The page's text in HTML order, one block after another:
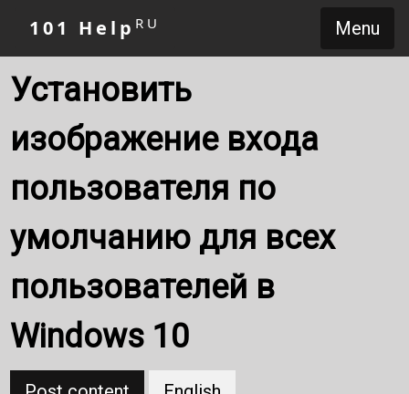
Menu
101 Help RU
Установить
изображение входа
пользователя по
умолчанию для всех
пользователей в
Windows 10